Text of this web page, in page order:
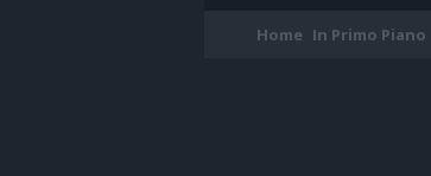
Home In Primo Piano